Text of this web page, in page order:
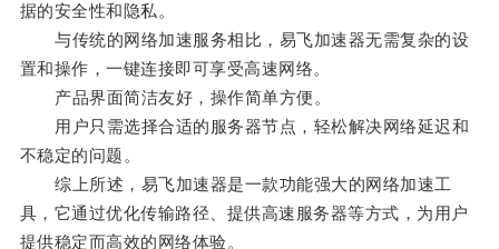
据的安全性和隐私。
与传统的网络加速服务相比，易飞加速器无需复杂的设
置和操作，一键连接即可享受高速网络。
产品界面简洁友好，操作简单方便。
用户只需选择合适的服务器节点，轻松解决网络延迟和
不稳定的问题。
综上所述，易飞加速器是一款功能强大的网络加速工
具，它通过优化传输路径、提供高速服务器等方式，为用户
提供稳定而高效的网络体验。